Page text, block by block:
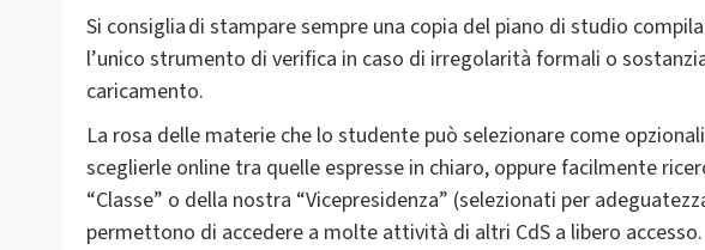
Si consiglia di stampare sempre una copia del piano di studio
l’unico strumento di verifica in caso di irregolarità formali o
caricamento.
La rosa delle materie che lo studente può selezionare come
sceglierle online tra quelle espresse in chiaro, oppure facilmente
“Classe” o della nostra “Vicepresidenza” (selezionati per
permettono di accedere a molte attività di altri CdS a libero accesso.